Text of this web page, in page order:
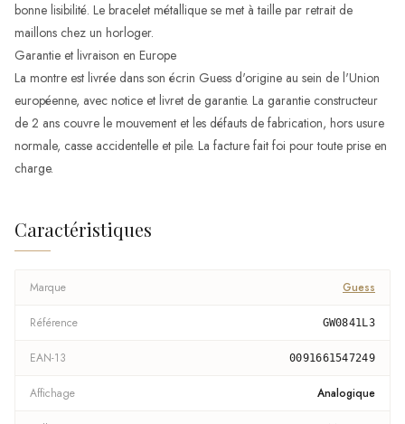
bonne lisibilité. Le bracelet métallique se met à taille par retrait de
maillons chez un horloger.
Garantie et livraison en Europe
La montre est livrée dans son écrin Guess d'origine au sein de l'Union
européenne, avec notice et livret de garantie. La garantie constructeur
de 2 ans couvre le mouvement et les défauts de fabrication, hors usure
normale, casse accidentelle et pile. La facture fait foi pour toute prise en
charge.
Caractéristiques
Marque Guess
Référence GW0841L3
EAN-13 0091661547249
Affichage Analogique